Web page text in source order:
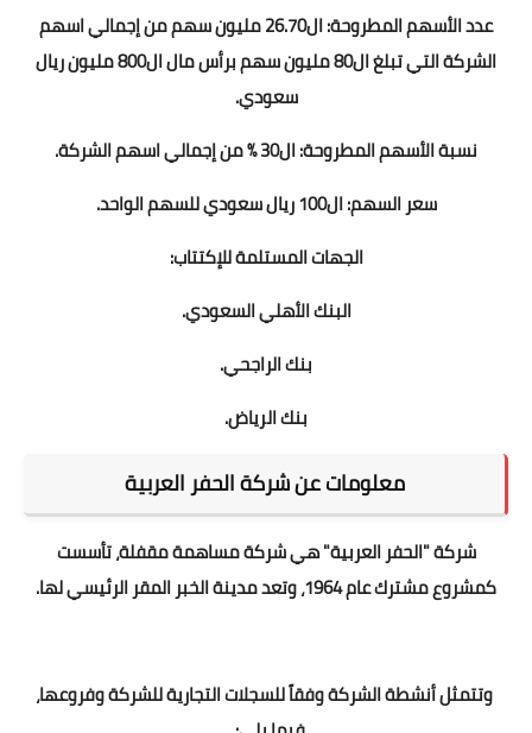
عدد الأسهم المطروحة: ال26.70 مليون سهم من إجمالي اسهم
الشركة التي تبلغ ال80 مليون سهم برأس مال ال800 مليون ريال
سعودي.
نسبة الأسهم المطروحة: ال30 % من إجمالي اسهم الشركة.
سعر السهم: ال100 ريال سعودي للسهم الواحد.
الجهات المستلمة للإكتتاب:
البنك الأهلي السعودي.
بنك الراجحي.
بنك الرياض.
معلومات عن شركة الحفر العربية
شركة "الحفر العربية" هي شركة مساهمة مقفلة، تأسست
كمشروع مشترك عام 1964، وتعد مدينة الخبر المقر الرئيسي لها.
وتتمثل أنشطة الشركة وفقاً للسجلات التجارية للشركة وفروعها،